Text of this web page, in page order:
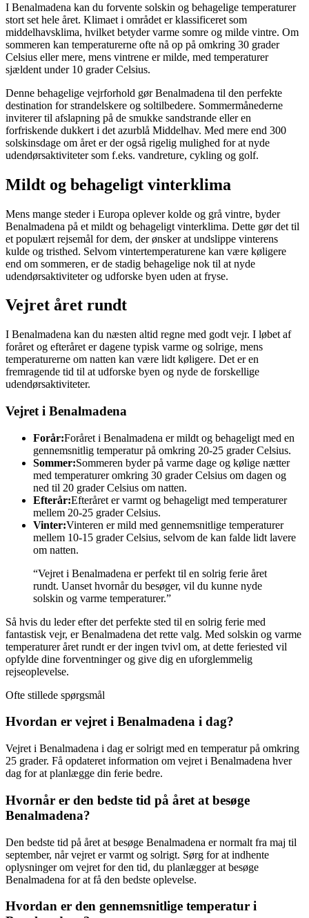
I Benalmadena kan du forvente solskin og behagelige temperaturer
stort set hele året. Klimaet i området er klassificeret som
middelhavsklima, hvilket betyder varme somre og milde vintre. Om
sommeren kan temperaturerne ofte nå op på omkring 30 grader
Celsius eller mere, mens vintrene er milde, med temperaturer
sjældent under 10 grader Celsius.
Denne behagelige vejrforhold gør Benalmadena til den perfekte
destination for strandelskere og soltilbedere. Sommermånederne
inviterer til afslapning på de smukke sandstrande eller en
forfriskende dukkert i det azurblå Middelhav. Med mere end 300
solskinsdage om året er der også rigelig mulighed for at nyde
udendørsaktiviteter som f.eks. vandreture, cykling og golf.
Mildt og behageligt vinterklima
Mens mange steder i Europa oplever kolde og grå vintre, byder
Benalmadena på et mildt og behageligt vinterklima. Dette gør det til
et populært rejsemål for dem, der ønsker at undslippe vinterens
kulde og tristhed. Selvom vintertemperaturene kan være køligere
end om sommeren, er de stadig behagelige nok til at nyde
udendørsaktiviteter og udforske byen uden at fryse.
Vejret året rundt
I Benalmadena kan du næsten altid regne med godt vejr. I løbet af
foråret og efteråret er dagene typisk varme og solrige, mens
temperaturerne om natten kan være lidt køligere. Det er en
fremragende tid til at udforske byen og nyde de forskellige
udendørsaktiviteter.
Vejret i Benalmadena
Forår:Foråret i Benalmadena er mildt og behageligt med en
gennemsnitlig temperatur på omkring 20-25 grader Celsius.
Sommer:Sommeren byder på varme dage og kølige nætter
med temperaturer omkring 30 grader Celsius om dagen og
ned til 20 grader Celsius om natten.
Efterår:Efteråret er varmt og behageligt med temperaturer
mellem 20-25 grader Celsius.
Vinter:Vinteren er mild med gennemsnitlige temperaturer
mellem 10-15 grader Celsius, selvom de kan falde lidt lavere
om natten.
“Vejret i Benalmadena er perfekt til en solrig ferie året
rundt. Uanset hvornår du besøger, vil du kunne nyde
solskin og varme temperaturer.”
Så hvis du leder efter det perfekte sted til en solrig ferie med
fantastisk vejr, er Benalmadena det rette valg. Med solskin og varme
temperaturer året rundt er der ingen tvivl om, at dette feriested vil
opfylde dine forventninger og give dig en uforglemmelig
rejseoplevelse.
Ofte stillede spørgsmål
Hvordan er vejret i Benalmadena i dag?
Vejret i Benalmadena i dag er solrigt med en temperatur på omkring
25 grader. Få opdateret information om vejret i Benalmadena hver
dag for at planlægge din ferie bedre.
Hvornår er den bedste tid på året at besøge
Benalmadena?
Den bedste tid på året at besøge Benalmadena er normalt fra maj til
september, når vejret er varmt og solrigt. Sørg for at indhente
oplysninger om vejret for den tid, du planlægger at besøge
Benalmadena for at få den bedste oplevelse.
Hvordan er den gennemsnitlige temperatur i